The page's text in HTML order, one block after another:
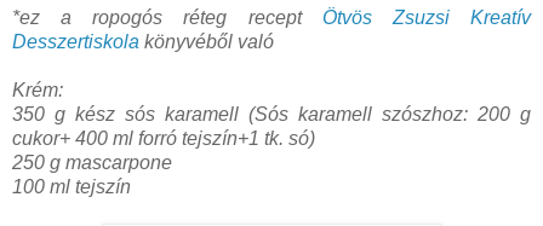
*ez a ropogós réteg recept Ötvös Zsuzsi Kreatív
Desszertiskola könyvéből való
Krém:
350 g kész sós karamell (Sós karamell szószhoz: 200 g
cukor+ 400 ml forró tejszín+1 tk. só)
250 g mascarpone
100 ml tejszín